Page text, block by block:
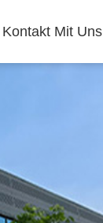
Kontakt Mit Uns